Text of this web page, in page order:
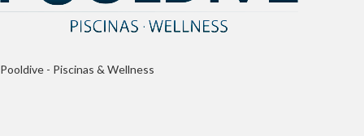
Pooldive - Piscinas & Wellness